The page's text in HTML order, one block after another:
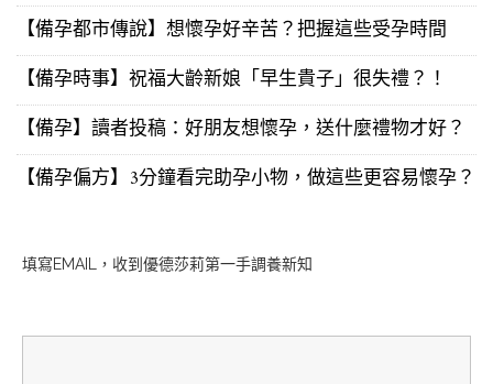
【備孕都市傳說】想懷孕好辛苦？把握這些受孕時間
【備孕時事】祝福大齡新娘「早生貴子」很失禮？！
【備孕】讀者投稿：好朋友想懷孕，送什麼禮物才好？
【備孕偏方】3分鐘看完助孕小物，做這些更容易懷孕？
填寫EMAIL，收到優德莎莉第一手調養新知